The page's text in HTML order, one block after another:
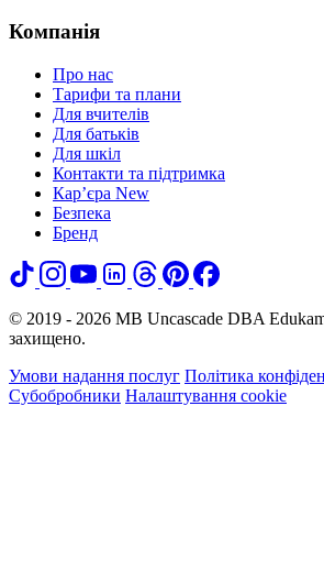
Компанія
Про нас
Тарифи та плани
Для вчителів
Для батьків
Для шкіл
Контакти та підтримка
Кар’єра New
Безпека
Бренд
© 2019 - 2026 MB Uncascade DBA
захищено.
Умови надання послуг Політика
Субобробники Налаштування cookie